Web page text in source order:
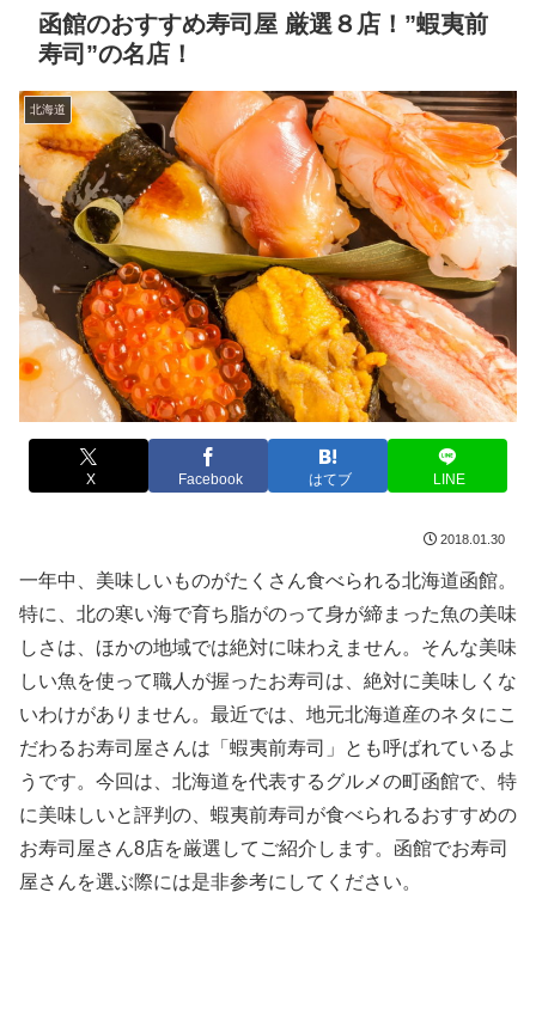
函館のおすすめ寿司屋 厳選８店！”蝦夷前
寿司”の名店！
北海道
X Facebook はてブ LINE
2018.01.30
一年中、美味しいものがたくさん食べられる北海道函館。
特に、北の寒い海で育ち脂がのって身が締まった魚の美味
しさは、ほかの地域では絶対に味わえません。そんな美味
しい魚を使って職人が握ったお寿司は、絶対に美味しくな
いわけがありません。最近では、地元北海道産のネタにこ
だわるお寿司屋さんは「蝦夷前寿司」とも呼ばれているよ
うです。今回は、北海道を代表するグルメの町函館で、特
に美味しいと評判の、蝦夷前寿司が食べられるおすすめの
お寿司屋さん8店を厳選してご紹介します。函館でお寿司
屋さんを選ぶ際には是非参考にしてください。